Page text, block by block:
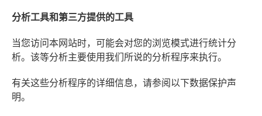
分析工具和第三方提供的工具
当您访问本网站时，可能会对您的浏览模式进行统计分
析。该等分析主要使用我们所说的分析程序来执行。
有关这些分析程序的详细信息，请参阅以下数据保护声
明。